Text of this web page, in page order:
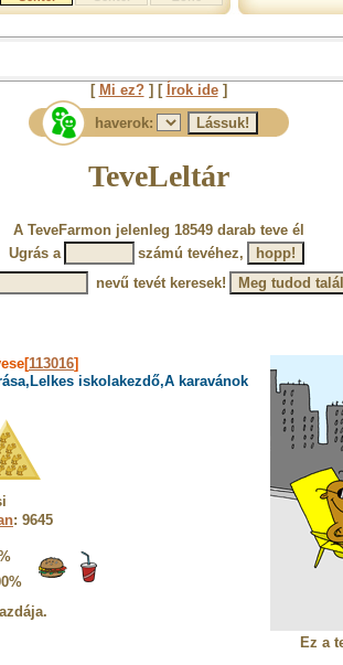
[ Mi ez?] [ Írok ide]
haverok:
TeveLeltár
A TeveFarmon jelenleg 18549 darab teve él
Ugrás a
számú tevéhez,
nevű tevét keresek!
113016]
iskolakezdő,A karavánok
: 9645
Ez a